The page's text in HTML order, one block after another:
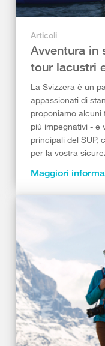
Articoli
Avventura in
tour lacustri
La Svizzera è un
appassionati di
proponiamo alcuni
più impegnativi - e
principali del SUP,
per la vostra
Maggiori